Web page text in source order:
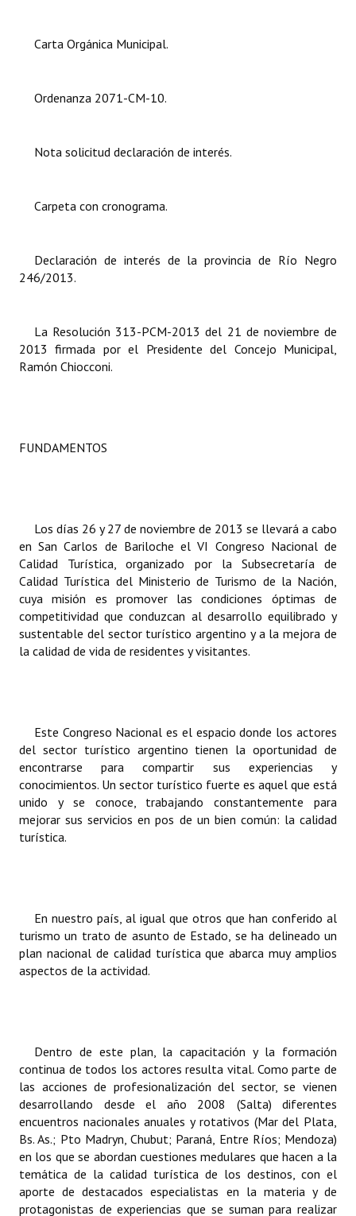
Organigrama
Proyectos Presentados
Actas de Sesión
Ejecución Presupuestaria
NORMATIVA
Resoluciones
Antiguos Pobladores
Noticias Destacadas
Registros y Distinciones
Datos Históricos
Mujeres que Dejaron Huellas - Registro
Periodistas Decanos - Registro
Ciudadano Ilustre - Registro
Banca del Vecino - Registro
Reconocimientos - Registro
Bariloche, Municipio intercultural
Carta Orgánica Municipal.
Ordenanza 2071-CM-10.
Nota solicitud declaración de interés.
Carpeta con cronograma.
Declaración de interés de la provincia de Río Negro
246/2013.
La Resolución 313-PCM-2013 del 21 de noviembre de
2013 firmada por el Presidente del Concejo Municipal,
Ramón Chiocconi.
FUNDAMENTOS
Los días 26 y 27 de noviembre de 2013 se llevará a cabo
en San Carlos de Bariloche el VI Congreso Nacional de
Calidad Turística, organizado por la Subsecretaría de
Calidad Turística del Ministerio de Turismo de la Nación,
cuya misión es promover las condiciones óptimas de
competitividad que conduzcan al desarrollo equilibrado y
sustentable del sector turístico argentino y a la mejora de
la calidad de vida de residentes y visitantes.
Este Congreso Nacional es el espacio donde los actores
del sector turístico argentino tienen la oportunidad de
encontrarse para compartir sus experiencias y
conocimientos. Un sector turístico fuerte es aquel que está
unido y se conoce, trabajando constantemente para
mejorar sus servicios en pos de un bien común: la calidad
turística.
En nuestro país, al igual que otros que han conferido al
turismo un trato de asunto de Estado, se ha delineado un
plan nacional de calidad turística que abarca muy amplios
aspectos de la actividad.
Dentro de este plan, la capacitación y la formación
continua de todos los actores resulta vital. Como parte de
las acciones de profesionalización del sector, se vienen
desarrollando desde el año 2008 (Salta) diferentes
encuentros nacionales anuales y rotativos (Mar del Plata,
Bs. As.; Pto Madryn, Chubut; Paraná, Entre Ríos; Mendoza)
en los que se abordan cuestiones medulares que hacen a la
temática de la calidad turística de los destinos, con el
aporte de destacados especialistas en la materia y de
protagonistas de experiencias que se suman para realizar